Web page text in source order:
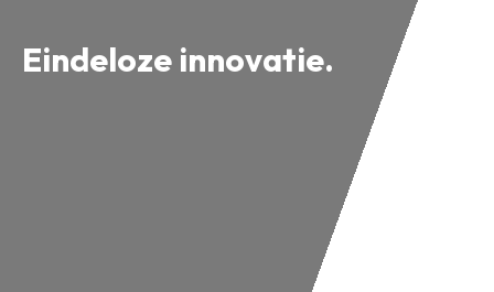
Eindeloze innovatie.